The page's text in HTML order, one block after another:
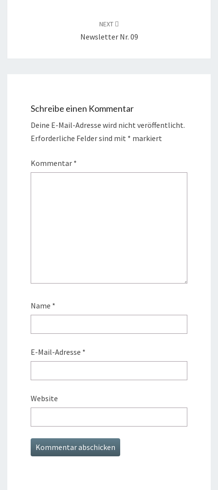
NEXT
Newsletter Nr. 09
Schreibe einen Kommentar
Deine E-Mail-Adresse wird nicht veröffentlicht.
Erforderliche Felder sind mit * markiert
Kommentar *
Name *
E-Mail-Adresse *
Website